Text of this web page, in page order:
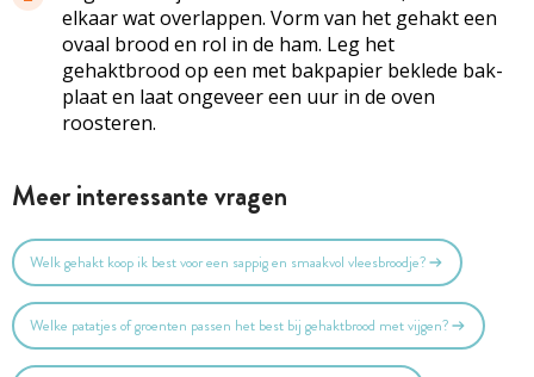
elkaar wat overlappen. Vorm van het gehakt een
ovaal brood en rol in de ham. Leg het
gehaktbrood op een met bakpapier beklede bak­
plaat en laat ongeveer een uur in de oven
roosteren.
Meer interessante vragen
Welk gehakt koop ik best voor een sappig en smaakvol vleesbroodje?
Welke patatjes of groenten passen het best bij gehaktbrood met vijgen?